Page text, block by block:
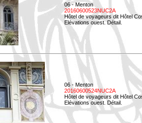
06 - Menton
20160600523NUC2A
Hôtel de voyageurs dit Hôtel
Elévations ouest. Détail.
06 - Menton
20160600524NUC2A
Hôtel de voyageurs dit Hôtel
Elévations ouest. Détail.